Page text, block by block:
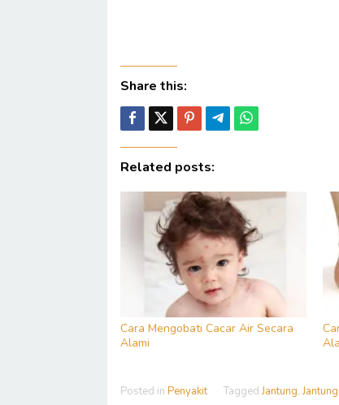
Share this:
Related posts:
Cara Mengobati Cacar Air Secara
Alami
Posted in Penyakit TaggedJantung,